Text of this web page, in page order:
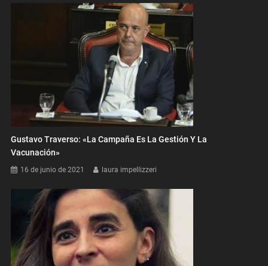
Gustavo Traverso: «La Campaña Es La Gestión Y La
Vacunación»
16 de junio de 2021 laura impellizzeri